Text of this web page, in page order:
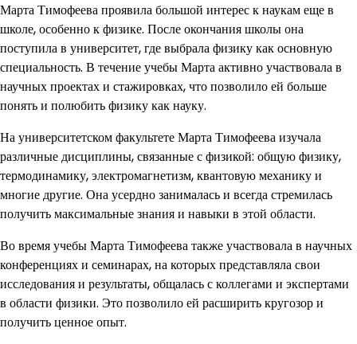
Марта Тимофеева проявила большой интерес к наукам еще в
школе, особенно к физике. После окончания школы она
поступила в университет, где выбрала физику как основную
специальность. В течение учебы Марта активно участвовала в
научных проектах и стажировках, что позволило ей больше
понять и полюбить физику как науку.
На университетском факультете Марта Тимофеева изучала
различные дисциплины, связанные с физикой: общую физику,
термодинамику, электромагнетизм, квантовую механику и
многие другие. Она усердно занималась и всегда стремилась
получить максимальные знания и навыки в этой области.
Во время учебы Марта Тимофеева также участвовала в научных
конференциях и семинарах, на которых представляла свои
исследования и результаты, общалась с коллегами и экспертами
в области физики. Это позволило ей расширить кругозор и
получить ценное опыт.